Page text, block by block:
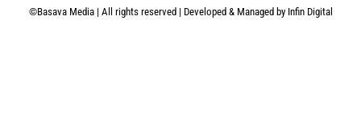
©Basava Media | All rights reserved | Developed & Managed by Infin Digital